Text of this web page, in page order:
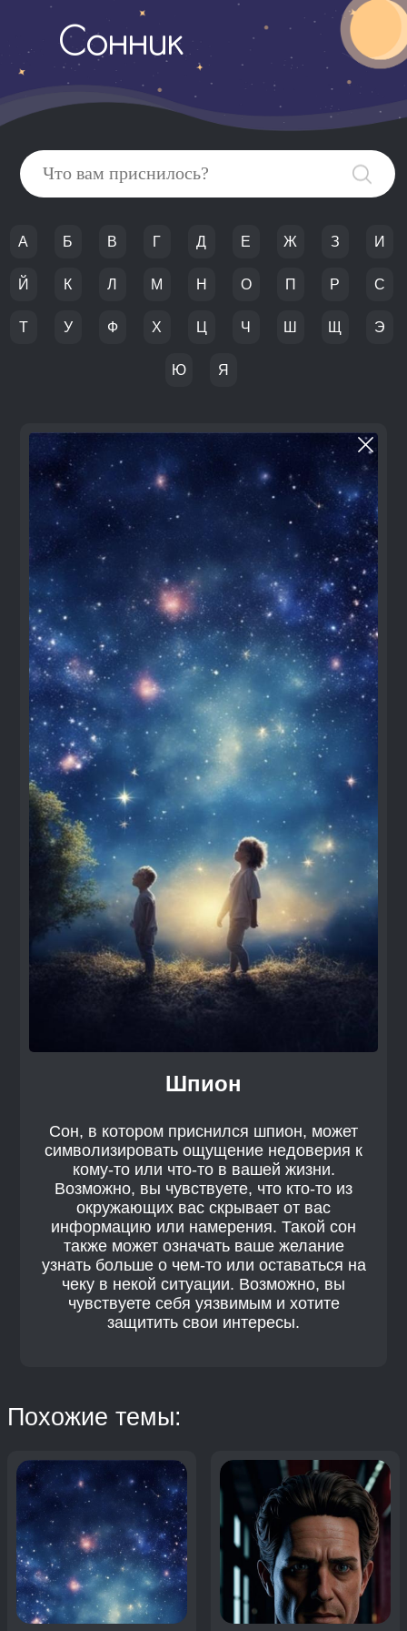
Сонник
А Б В Г Д Е Ж З И
Й К Л М Н О П Р С
Т У Ф Х Ц Ч Ш Щ Э
Ю Я
Шпион
Сон, в котором приснился шпион, может
символизировать ощущение недоверия к
кому-то или что-то в вашей жизни.
Возможно, вы чувствуете, что кто-то из
окружающих вас скрывает от вас
информацию или намерения. Такой сон
также может означать ваше желание
узнать больше о чем-то или оставаться на
чеку в некой ситуации. Возможно, вы
чувствуете себя уязвимым и хотите
защитить свои интересы.
Похожие темы: